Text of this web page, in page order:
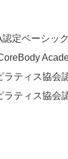
認定ベーシッ
ラティス協会
ラティス協会